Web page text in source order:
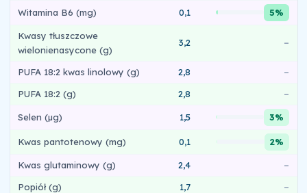
Witamina B6 (mg) 0,1 5%
Kwasy tłuszczowe
wielonienasycone (g)
3,2 –
PUFA 18:2 kwas linolowy (g) 2,8
–
PUFA 18:2 (g)
2,8 –
Selen (µg) 1,5 3%
Kwas pantotenowy (mg) 0,1 2%
Kwas glutaminowy (g) 2,4
–
Popiół (g)
1,7
–